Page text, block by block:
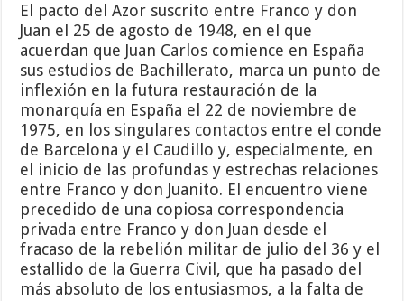
El pacto del Azor suscrito entre Franco y don
Juan el 25 de agosto de 1948, en el que
acuerdan que Juan Carlos comience en España
sus estudios de Bachillerato, marca un punto de
inflexión en la futura restauración de la
monarquía en España el 22 de noviembre de
1975, en los singulares contactos entre el conde
de Barcelona y el Caudillo y, especialmente, en
el inicio de las profundas y estrechas relaciones
entre Franco y don Juanito. El encuentro viene
precedido de una copiosa correspondencia
privada entre Franco y don Juan desde el
fracaso de la rebelión militar de julio del 36 y el
estallido de la Guerra Civil, que ha pasado del
más absoluto de los entusiasmos, a la falta de